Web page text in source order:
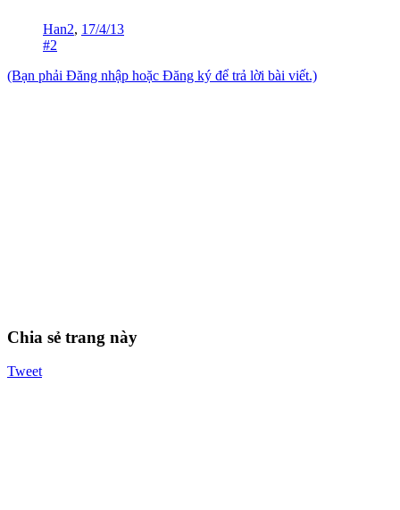
Han2, 17/4/13
#2
(Bạn phải Đăng nhập hoặc Đăng ký để trả lời bài viết.)
Chia sẻ trang này
Tweet